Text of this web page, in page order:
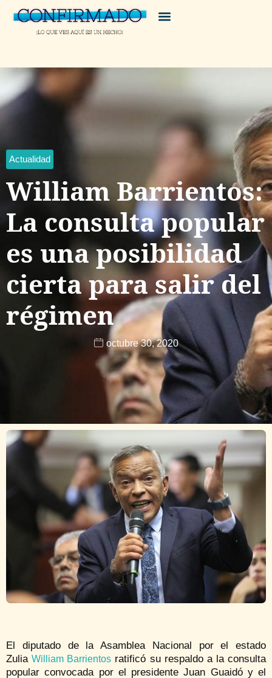
Actualidad
William Barrientos:
La consulta popular
es una posibilidad
cierta para salir del
régimen
octubre 30, 2020
El diputado de la Asamblea Nacional por el estado
ZuliaWilliam Barrientos ratificó su respaldo a la consulta
popular convocada por el presidente Juan Guaidó y el